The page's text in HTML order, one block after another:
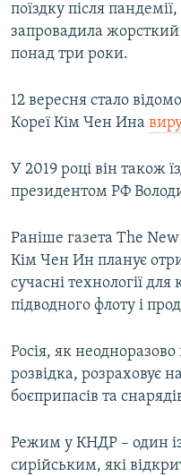
поїздку після
запровадила
понад три роки.
12 вересня стало
Кореї Кім Чен Ина
У 2019 році він також
президентом РФ
Раніше газета The
Кім Чен Ин планує
сучасні технології для
підводного флоту і
Росія, як
розвідка, розраховує
боєприпасів та
Режим у КНДР – один із
сирійським, які